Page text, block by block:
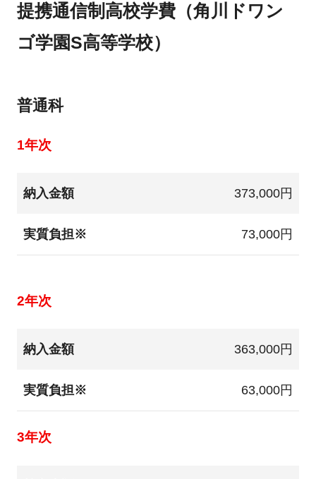
提携通信制高校学費（角川ドワン
ゴ学園S高等学校）
普通科
1年次
納入金額 373,000円
実質負担※ 73,000円
2年次
納入金額 363,000円
実質負担※ 63,000円
3年次